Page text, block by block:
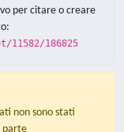
per citare o creare
186825
non sono stati
parte